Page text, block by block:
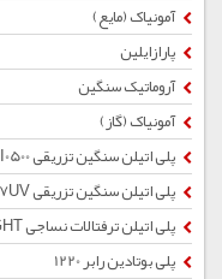
آمونیاک (مایع)
پارازایلین
آروماتیک سنگین
آمونیاک (گاز)
پلی اتیلن سنگین تزریقی HI0500
پلی اتیلن سنگین تزریقی 60507UV
پلی اتیلن ترفتالات نساجی SUPER BRIGHT
پلی بوتادین رابر 1220